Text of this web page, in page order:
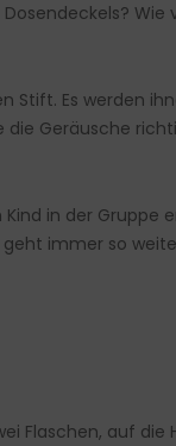
Stift. Es werden
Geräusche
in der
immer so
Flaschen, auf